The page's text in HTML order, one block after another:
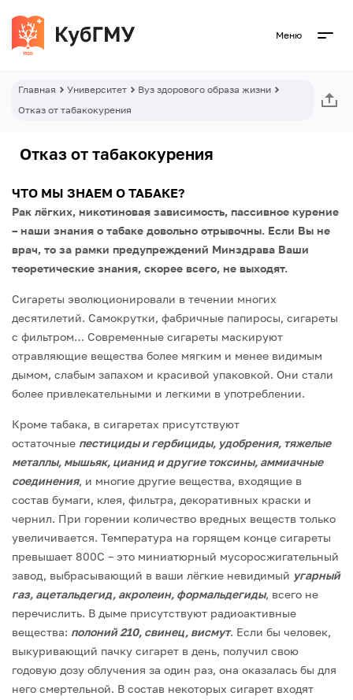
Меню
Главная Университет
Вуз здорового образа жизни
Отказ от табакокурения
Отказ от табакокурения
ЧТО МЫ ЗНАЕМ О ТАБАКЕ?
Рак лёгких, никотиновая зависимость, пассивное курение
– наши знания о табаке довольно отрывочны. Если Вы не
врач, то за рамки предупреждений Минздрава Ваши
теоретические знания, скорее всего, не выходят.
Сигареты эволюционировали в течении многих
десятилетий. Самокрутки, фабричные папиросы, сигареты
с фильтром… Современные сигареты маскируют
отравляющие вещества более мягким и менее видимым
дымом, слабым запахом и красивой упаковкой. Они стали
более привлекательными и легкими в употреблении.
Кроме табака, в сигаретах присутствуют
остаточные пестициды и гербициды, удобрения, тяжелые
металлы, мышьяк, цианид и другие токсины, аммиачные
соединения, и многие другие вещества, входящие в
состав бумаги, клея, фильтра, декоративных краски и
чернил. При горении количество вредных веществ только
увеличивается. Температура на горящем конце сигареты
превышает 800С – это миниатюрный мусоросжигательный
завод, выбрасывающий в ваши лёгкие невидимый угарный
газ, ацетальдегид, акролеин, формальдегиды, всего не
перечислить. В дыме присутствуют радиоактивные
вещества: полоний 210, свинец, висмут. Если бы человек,
выкуривающий пачку сигарет в день, получил свою
годовую дозу облучения за один раз, она оказалась бы для
него смертельной. В состав некоторых сигарет входят